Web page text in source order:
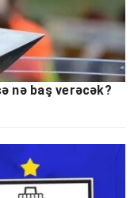
nə baş verəcək?